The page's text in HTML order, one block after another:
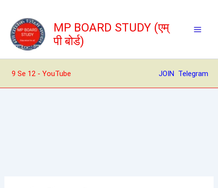
content
MP BOARD STUDY (एम्
पी बोर्ड)
9 Se 12 - YouTube JOIN Telegram